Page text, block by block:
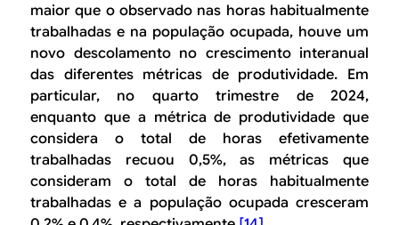
maior que o observado nas horas habitualmente
trabalhadas e na população ocupada, houve um
novo descolamento no crescimento interanual
das diferentes métricas de produtividade. Em
particular, no quarto trimestre de 2024,
enquanto que a métrica de produtividade que
considera o total de horas efetivamente
trabalhadas recuou 0,5%, as métricas que
consideram o total de horas habitualmente
trabalhadas e a população ocupada cresceram